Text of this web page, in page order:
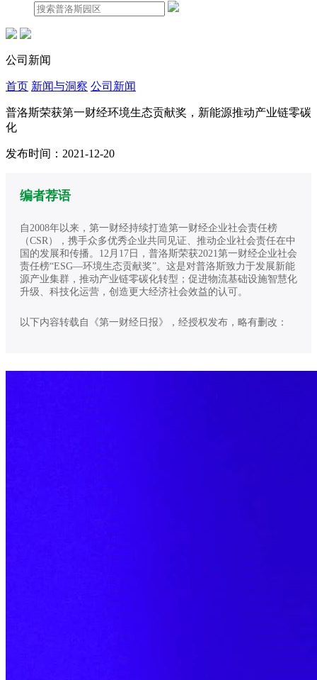
公司新闻
首页 新闻与洞察 公司新闻
普洛斯荣获第一财经环境生态贡献奖，新能源推动产业链零碳
化
发布时间：2021-12-20
编者荐语
自2008年以来，第一财经持续打造第一财经企业社会责任榜
（CSR），携手众多优秀企业共同见证、推动企业社会责任在中
国的发展和传播。12月17日，普洛斯荣获2021第一财经企业社会
责任榜“ESG—环境生态贡献奖”。这是对普洛斯致力于发展新能
源产业集群，推动产业链零碳化转型；促进物流基础设施智慧化
升级、科技化运营，创造更大经济社会效益的认可。
以下内容转载自《第一财经日报》，经授权发布，略有删改：